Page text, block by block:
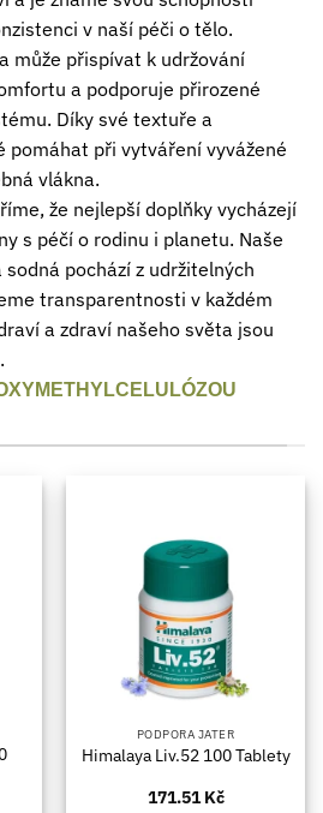
v naší péči o tělo.
může přispívat k udržování
a podporuje přirozené
Díky své textuře a
pomáhat při vytváření vyvážené
vlákna.
že nejlepší doplňky vycházejí
s péčí o rodinu i planetu. Naše
pochází z udržitelných
transparentnosti v každém
a zdraví našeho světa jsou
PODPORA JATER
Himalaya Liv.52 100 Tablety
171.51Kč